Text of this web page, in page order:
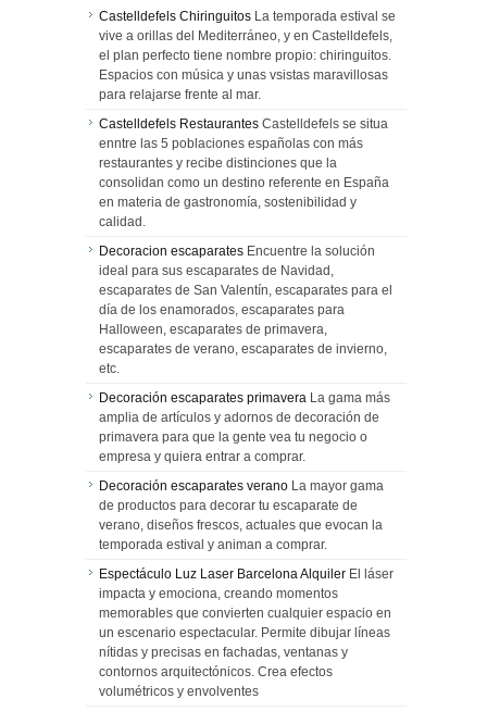
Castelldefels Chiringuitos La temporada estival se
vive a orillas del Mediterráneo, y en Castelldefels,
el plan perfecto tiene nombre propio: chiringuitos.
Espacios con música y unas vsistas maravillosas
para relajarse frente al mar.
Castelldefels Restaurantes Castelldefels se situa
enntre las 5 poblaciones españolas con más
restaurantes y recibe distinciones que la
consolidan como un destino referente en España
en materia de gastronomía, sostenibilidad y
calidad.
Decoracion escaparates Encuentre la solución
ideal para sus escaparates de Navidad,
escaparates de San Valentín, escaparates para el
día de los enamorados, escaparates para
Halloween, escaparates de primavera,
escaparates de verano, escaparates de invierno,
etc.
Decoración escaparates primavera La gama más
amplia de artículos y adornos de decoración de
primavera para que la gente vea tu negocio o
empresa y quiera entrar a comprar.
Decoración escaparates verano La mayor gama
de productos para decorar tu escaparate de
verano, diseños frescos, actuales que evocan la
temporada estival y animan a comprar.
Espectáculo Luz Laser Barcelona Alquiler El láser
impacta y emociona, creando momentos
memorables que convierten cualquier espacio en
un escenario espectacular. Permite dibujar líneas
nítidas y precisas en fachadas, ventanas y
contornos arquitectónicos. Crea efectos
volumétricos y envolventes